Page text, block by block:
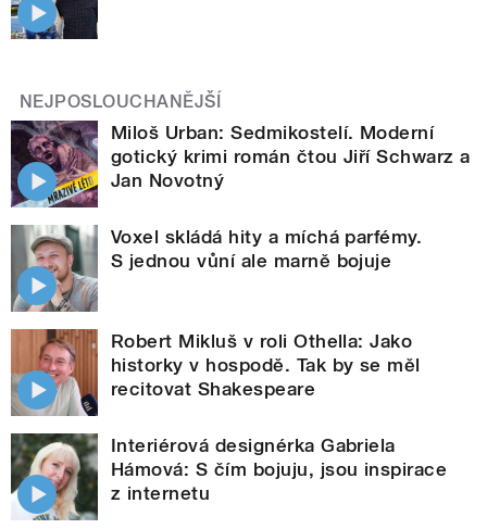
NEJPOSLOUCHANĚJŠÍ
Miloš Urban: Sedmikostelí. Moderní
gotický krimi román čtou Jiří Schwarz a
Jan Novotný
Voxel skládá hity a míchá parfémy.
S jednou vůní ale marně bojuje
Robert Mikluš v roli Othella: Jako
historky v hospodě. Tak by se měl
recitovat Shakespeare
Interiérová designérka Gabriela
Hámová: S čím bojuju, jsou inspirace
z internetu